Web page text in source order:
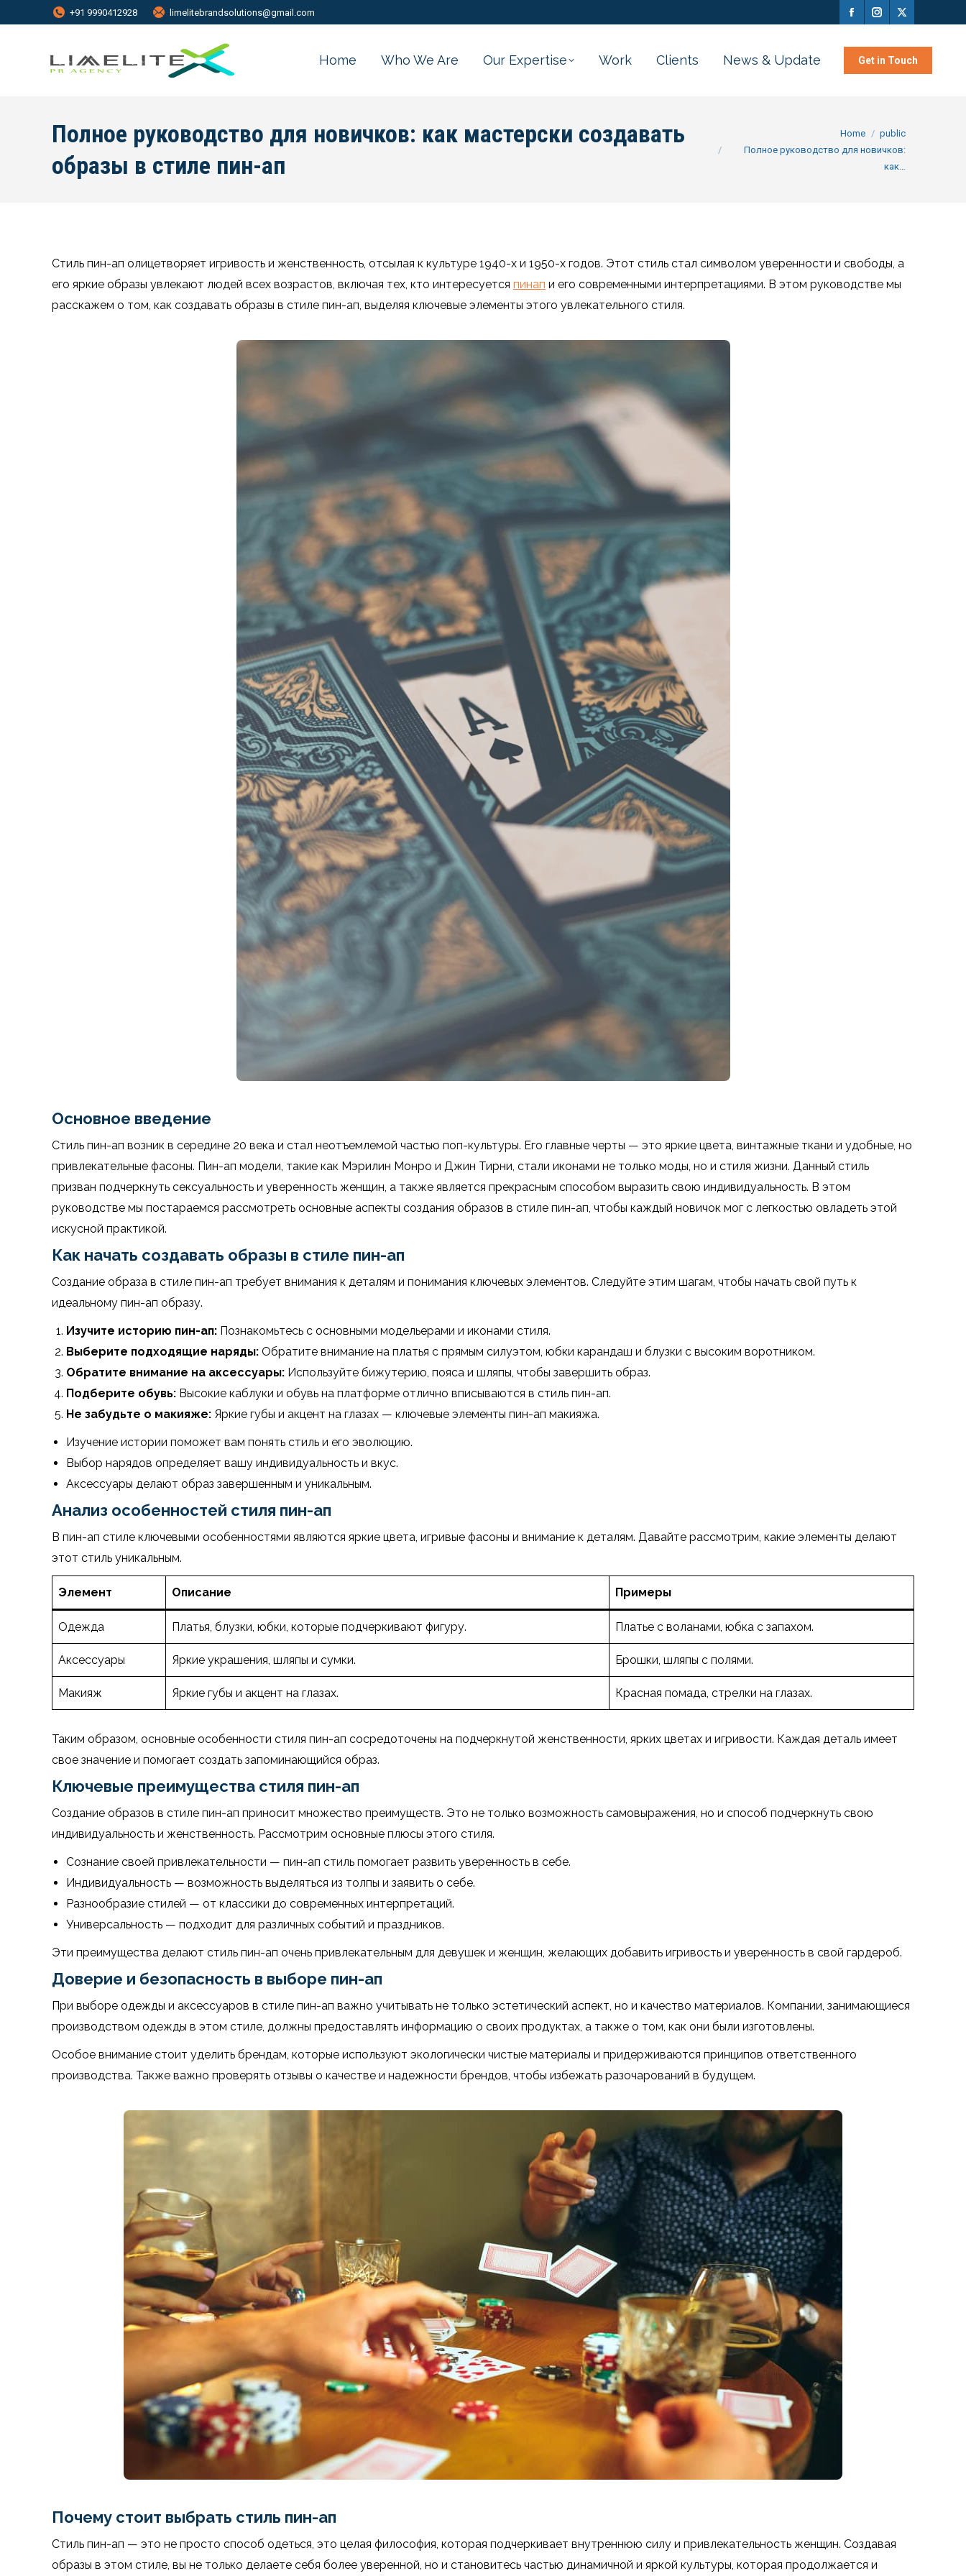
+91 9990412928 limelitebrandsolutions@gmail.com
Home Who We Are Our Expertise Work Clients News & Update Get in Touch
Полное руководство для новичков: как мастерски создавать
образы в стиле пин-ап
Home
public
Полное руководство для новичков:
как…
Стиль пин-ап олицетворяет игривость и женственность, отсылая к культуре 1940-х и 1950-х годов. Этот стиль стал символом уверенности и свободы, а
его яркие образы увлекают людей всех возрастов, включая тех, кто интересуется пинап и его современными интерпретациями. В этом руководстве мы
расскажем о том, как создавать образы в стиле пин-ап, выделяя ключевые элементы этого увлекательного стиля.
Основное введение
Стиль пин-ап возник в середине 20 века и стал неотъемлемой частью поп-культуры. Его главные черты — это яркие цвета, винтажные ткани и удобные, но
привлекательные фасоны. Пин-ап модели, такие как Мэрилин Монро и Джин Тирни, стали иконами не только моды, но и стиля жизни. Данный стиль
призван подчеркнуть сексуальность и уверенность женщин, а также является прекрасным способом выразить свою индивидуальность. В этом
руководстве мы постараемся рассмотреть основные аспекты создания образов в стиле пин-ап, чтобы каждый новичок мог с легкостью овладеть этой
искусной практикой.
Как начать создавать образы в стиле пин-ап
Создание образа в стиле пин-ап требует внимания к деталям и понимания ключевых элементов. Следуйте этим шагам, чтобы начать свой путь к
идеальному пин-ап образу.
Изучите историю пин-ап: Познакомьтесь с основными модельерами и иконами стиля.
Выберите подходящие наряды: Обратите внимание на платья с прямым силуэтом, юбки карандаш и блузки с высоким воротником.
Обратите внимание на аксессуары: Используйте бижутерию, пояса и шляпы, чтобы завершить образ.
Подберите обувь: Высокие каблуки и обувь на платформе отлично вписываются в стиль пин-ап.
Не забудьте о макияже: Яркие губы и акцент на глазах — ключевые элементы пин-ап макияжа.
Изучение истории поможет вам понять стиль и его эволюцию.
Выбор нарядов определяет вашу индивидуальность и вкус.
Аксессуары делают образ завершенным и уникальным.
Анализ особенностей стиля пин-ап
В пин-ап стиле ключевыми особенностями являются яркие цвета, игривые фасоны и внимание к деталям. Давайте рассмотрим, какие элементы делают
этот стиль уникальным.
Элемент Описание Примеры
Одежда Платья, блузки, юбки, которые подчеркивают фигуру. Платье с воланами, юбка с запахом.
Аксессуары Яркие украшения, шляпы и сумки. Брошки, шляпы с полями.
Макияж Яркие губы и акцент на глазах. Красная помада, стрелки на глазах.
Таким образом, основные особенности стиля пин-ап сосредоточены на подчеркнутой женственности, ярких цветах и игривости. Каждая деталь имеет
свое значение и помогает создать запоминающийся образ.
Ключевые преимущества стиля пин-ап
Создание образов в стиле пин-ап приносит множество преимуществ. Это не только возможность самовыражения, но и способ подчеркнуть свою
индивидуальность и женственность. Рассмотрим основные плюсы этого стиля.
Сознание своей привлекательности — пин-ап стиль помогает развить уверенность в себе.
Индивидуальность — возможность выделяться из толпы и заявить о себе.
Разнообразие стилей — от классики до современных интерпретаций.
Универсальность — подходит для различных событий и праздников.
Эти преимущества делают стиль пин-ап очень привлекательным для девушек и женщин, желающих добавить игривость и уверенность в свой гардероб.
Доверие и безопасность в выборе пин-ап
При выборе одежды и аксессуаров в стиле пин-ап важно учитывать не только эстетический аспект, но и качество материалов. Компании, занимающиеся
производством одежды в этом стиле, должны предоставлять информацию о своих продуктах, а также о том, как они были изготовлены.
Особое внимание стоит уделить брендам, которые используют экологически чистые материалы и придерживаются принципов ответственного
производства. Также важно проверять отзывы о качестве и надежности брендов, чтобы избежать разочарований в будущем.
Почему стоит выбрать стиль пин-ап
Стиль пин-ап — это не просто способ одеться, это целая философия, которая подчеркивает внутреннюю силу и привлекательность женщин. Создавая
образы в этом стиле, вы не только делаете себя более уверенной, но и становитесь частью динамичной и яркой культуры, которая продолжается и